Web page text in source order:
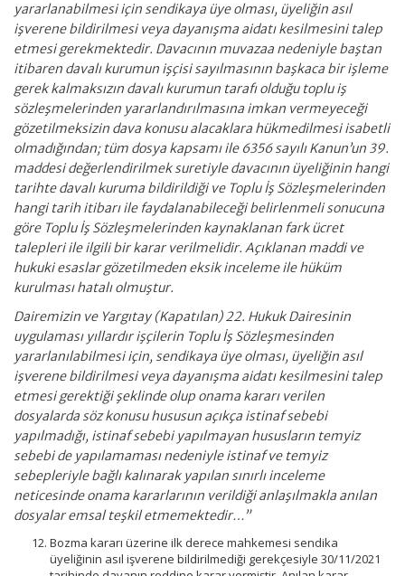
yararlanabilmesi için sendikaya üye olması, üyeliğin asıl
işverene bildirilmesi veya dayanışma aidatı kesilmesini talep
etmesi gerekmektedir. Davacının muvazaa nedeniyle baştan
itibaren davalı kurumun işçisi sayılmasının başkaca bir işleme
gerek kalmaksızın davalı kurumun tarafı olduğu toplu iş
sözleşmelerinden yararlandırılmasına imkan vermeyeceği
gözetilmeksizin dava konusu alacaklara hükmedilmesi isabetli
olmadığından; tüm dosya kapsamı ile 6356 sayılı Kanun’un 39.
maddesi değerlendirilmek suretiyle davacının üyeliğinin hangi
tarihte davalı kuruma bildirildiği ve Toplu İş Sözleşmelerinden
hangi tarih itibarı ile faydalanabileceği belirlenmeli sonucuna
göre Toplu İş Sözleşmelerinden kaynaklanan fark ücret
talepleri ile ilgili bir karar verilmelidir. Açıklanan maddi ve
hukuki esaslar gözetilmeden eksik inceleme ile hüküm
kurulması hatalı olmuştur.
Dairemizin ve Yargıtay (Kapatılan) 22. Hukuk Dairesinin
uygulaması yıllardır işçilerin Toplu İş Sözleşmesinden
yararlanılabilmesi için, sendikaya üye olması, üyeliğin asıl
işverene bildirilmesi veya dayanışma aidatı kesilmesini talep
etmesi gerektiği şeklinde olup onama kararı verilen
dosyalarda söz konusu hususun açıkça istinaf sebebi
yapılmadığı, istinaf sebebi yapılmayan hususların temyiz
sebebi de yapılamaması nedeniyle istinaf ve temyiz
sebepleriyle bağlı kalınarak yapılan sınırlı inceleme
neticesinde onama kararlarının verildiği anlaşılmakla anılan
dosyalar emsal teşkil etmemektedir…”
Bozma kararı üzerine ilk derece mahkemesi sendika
üyeliğinin asıl işverene bildirilmediği gerekçesiyle 30/11/2021